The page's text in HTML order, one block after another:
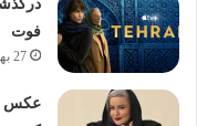
فوت
27 بهمن 1404
عکس